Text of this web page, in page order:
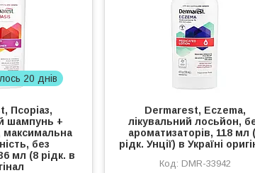
20 днів
Псоріаз,
шампунь +
максимальна
без
мл (8 рідк. в
Dermarest, Eczema,
лікувальний лосьйон,
ароматизаторів, 118 мл
рідк. Унції) в Україні
DMR-33942